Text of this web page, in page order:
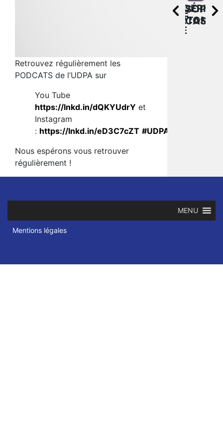
Retrouvez régulièrement les
PODCATS de l’UDPA sur
You Tube
https://lnkd.in/dQKYUdrY et
Instagram
: https://lnkd.in/eD3C7cZT #UDPA
Nous espérons vous retrouver
régulièrement !
CHRISTOPHE
BANQUE
FRÉDÉRIC
DORTOMB
SOPHIE
MENU
Mentions légales